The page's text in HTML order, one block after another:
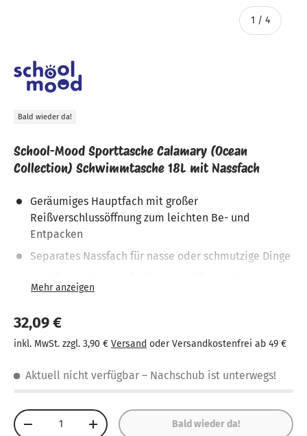
1 / von
4
Bald wieder da!
School-Mood Sporttasche Calamary (Ocean
Collection) Schwimmtasche 18L mit Nassfach
Geräumiges Hauptfach mit großer
Reißverschlussöffnung zum leichten Be- und
Entpacken
Separates Nassfach für nasse oder schmutzige Dinge
Innentasche
Kurze Tragegriffe + abnehmbarer, verstellbarer
Schultergurt
Wechselbarer Patchy für viele Möglichkeiten der
32,09 €
inkl. MwSt. zzgl. 3,90 € Versand oder Versandkostenfrei ab 49 €
Aktuell nicht verfügbar – Nachschub ist unterwegs!
Anzahl
-
+ Bald wieder da!